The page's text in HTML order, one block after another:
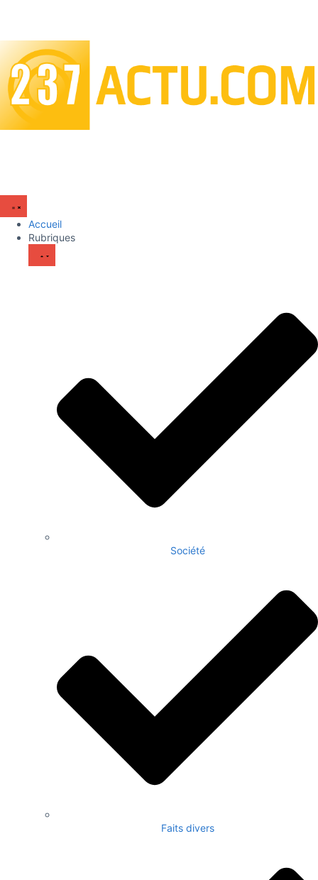
Accueil
Rubriques
Société
Faits divers